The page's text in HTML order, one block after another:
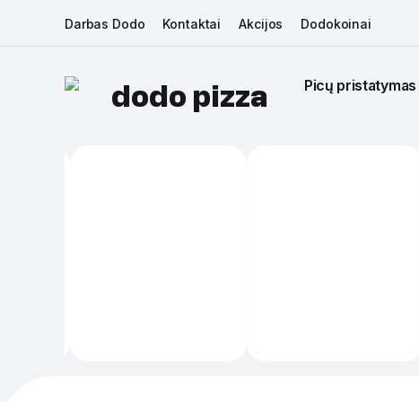
Darbas Dodo Kontaktai Akcijos Dodokoinai
dodo pizza Picų pristatymas